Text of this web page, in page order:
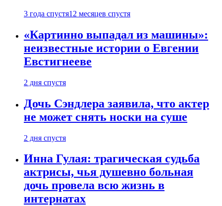
3 года спустя12 месяцев спустя
«Картинно выпадал из машины»:
неизвестные истории о Евгении
Евстигнееве
2 дня спустя
Дочь Сэндлера заявила, что актер
не может снять носки на суше
2 дня спустя
Инна Гулая: трагическая судьба
актрисы, чья душевно больная
дочь провела всю жизнь в
интернатах